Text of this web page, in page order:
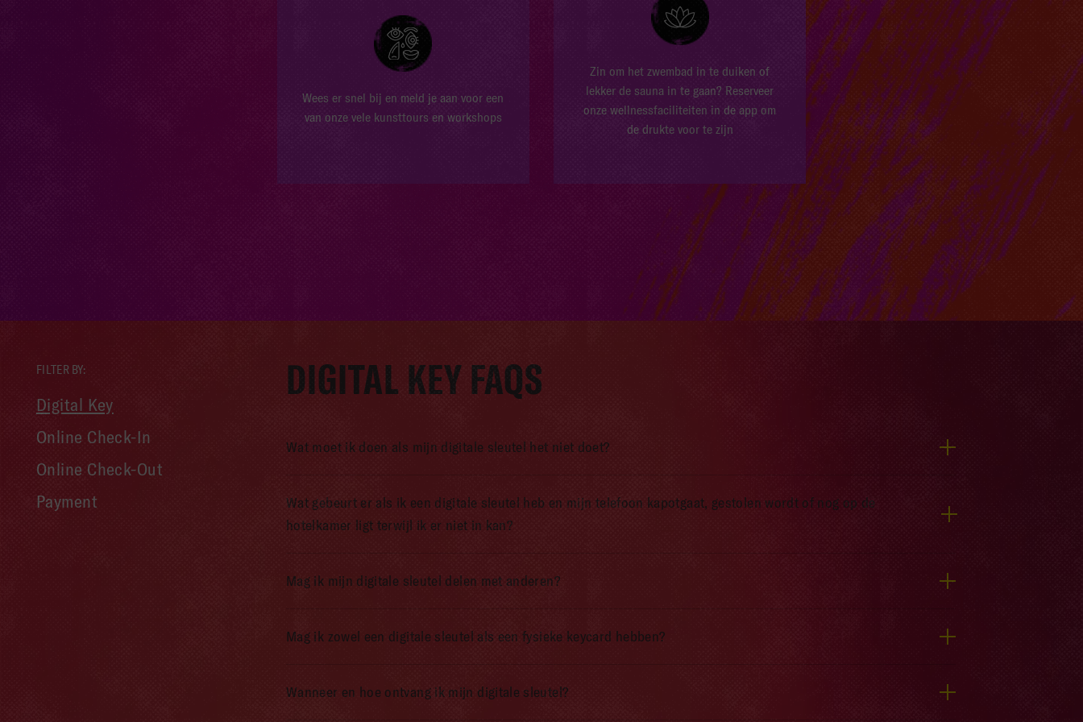
Wees er snel bij en meld je aan voor een
van onze vele kunsttours en workshops
Zin om het zwembad in te duiken of
lekker de sauna in te gaan? Reserveer
onze wellnessfaciliteiten in de app om
de drukte voor te zijn
FILTER BY:
Digital Key
Online Check-In
Online Check-Out
Payment
DIGITAL KEY FAQS
Wat moet ik doen als mijn digitale sleutel het niet doet?
Wat gebeurt er als ik een digitale sleutel heb en mijn telefoon kapotgaat, gestolen wordt of nog op de
hotelkamer ligt terwijl ik er niet in kan?
Mag ik mijn digitale sleutel delen met anderen?
Mag ik zowel een digitale sleutel als een fysieke keycard hebben?
Wanneer en hoe ontvang ik mijn digitale sleutel?